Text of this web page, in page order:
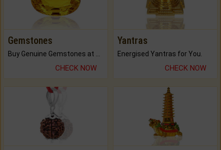
Gemstones
Buy Genuine Gemstones at Best Prices.
CHECK NOW
Yantras
Energised Yantras for You.
CHECK NOW